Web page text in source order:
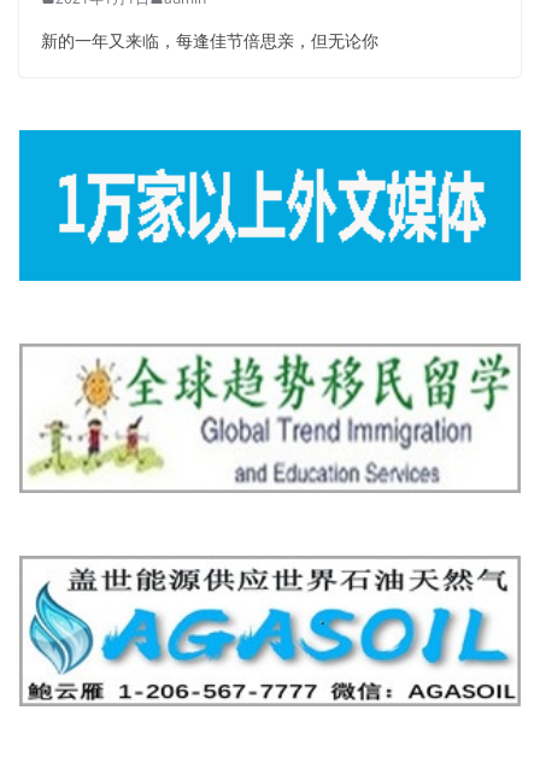
新的一年又来临，每逢佳节倍思亲，但无论你